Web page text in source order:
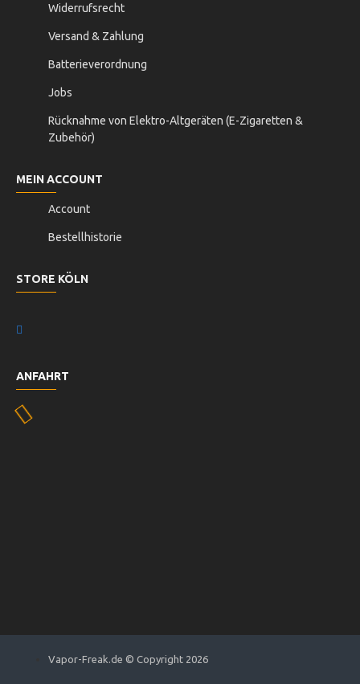
Widerrufsrecht
Versand & Zahlung
Batterieverordnung
Jobs
Rücknahme von Elektro-Altgeräten (E-Zigaretten &
Zubehör)
MEIN ACCOUNT
Account
Bestellhistorie
STORE KÖLN
ANFAHRT
Vapor-Freak.de © Copyright 2026